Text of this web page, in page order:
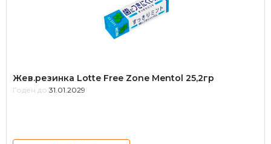
Жев.резинка Lotte Free Zone Mentol 25,2гр
Годен до: 31.01.2029